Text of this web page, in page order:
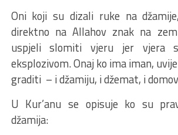
Oni koji su dizali ruke na
direktno na Allahov znak na
uspjeli slomiti vjeru jer vjera
eksplozivom. Onaj ko ima iman,
graditi – i džamiju, i džemat, i
U Kur’anu se opisuje ko su
džamija: